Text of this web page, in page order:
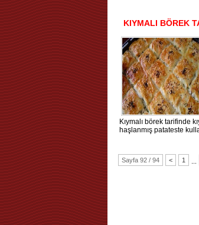
KIYMALI BÖREK
Kıymalı börek tarifinde
haşlanmış patateste
Sayfa 92 / 94 < 1